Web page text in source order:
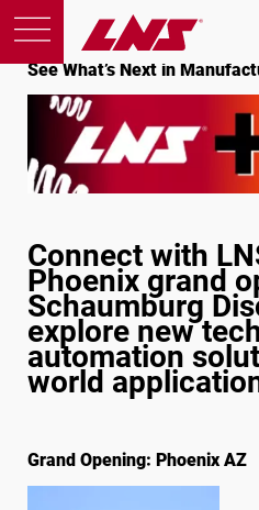
Inicio
Eventos
See What’s Next in
See What’s Next in
Connect with
Phoenix grand
Schaumburg
explore new
automation
world
Grand Opening: Phoenix AZ
Productos
Asistencia
Educación
Empleos
Contacto
Política de privacidad
Avisos legales
Español